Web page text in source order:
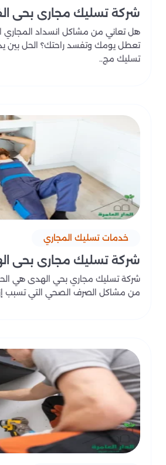
شركة تسليك مجاري بحي
هل تعاني من مشاكل انسداد المجاري
تعطل يومك وتفسد راحتك؟ الحل بين
تسليك مج..
خدمات تسليك المجاري
شركة تسليك مجاري بحي
شركة تسليك مجاري بحي الهدى هي
من مشاكل الصرف الصحي التي تسبب